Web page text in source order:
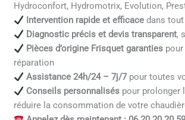
Hydroconfort, Hydromotrix, Evolution,
Intervention rapide et efficacedans tout
Diagnostic précis et devis transparent,
Pièces d’origine Frisquet garantiespour
réparation
Assistance 24h/24 – 7j/7pour toutes
Conseils personnaliséspour prolonger
réduire la consommation de votre